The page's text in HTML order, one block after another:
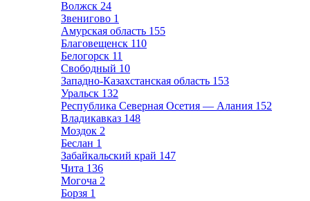
Волжск 24
Звенигово 1
Амурская область 155
Благовещенск 110
Белогорск 11
Свободный 10
Западно-Казахстанская область 153
Уральск 132
Республика Северная Осетия — Алания 152
Владикавказ 148
Моздок 2
Беслан 1
Забайкальский край 147
Чита 136
Могоча 2
Борзя 1